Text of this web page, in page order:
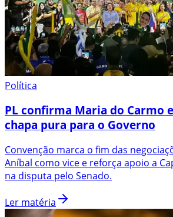
Política
PL confirma Maria do Carmo
chapa pura para o Governo
Convenção marca o fim das
Aníbal como vice e reforça apoio a
na disputa pelo Senado.
Ler matéria